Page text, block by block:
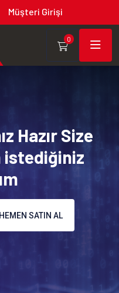
Müşteri Girişi
0
Hazır Size
istediğiniz
HEMEN SATIN AL